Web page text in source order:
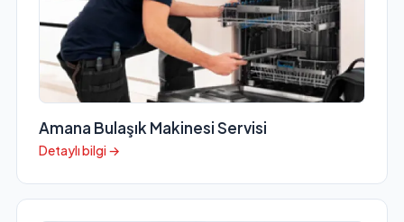
Amana Bulaşık Makinesi Servisi
Detaylı bilgi →